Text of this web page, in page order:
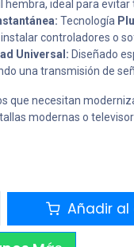
hembra, ideal para
Tecnología
controladores o
Universal: Diseñado
una transmisión de
que necesitan
modernas o
Añadir